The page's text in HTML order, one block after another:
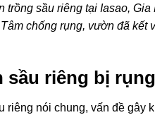
trồng sầu riêng tại Iasao,
chống rụng, vườn đã kết
sầu riêng bị
riêng nói chung, vấn đề gây